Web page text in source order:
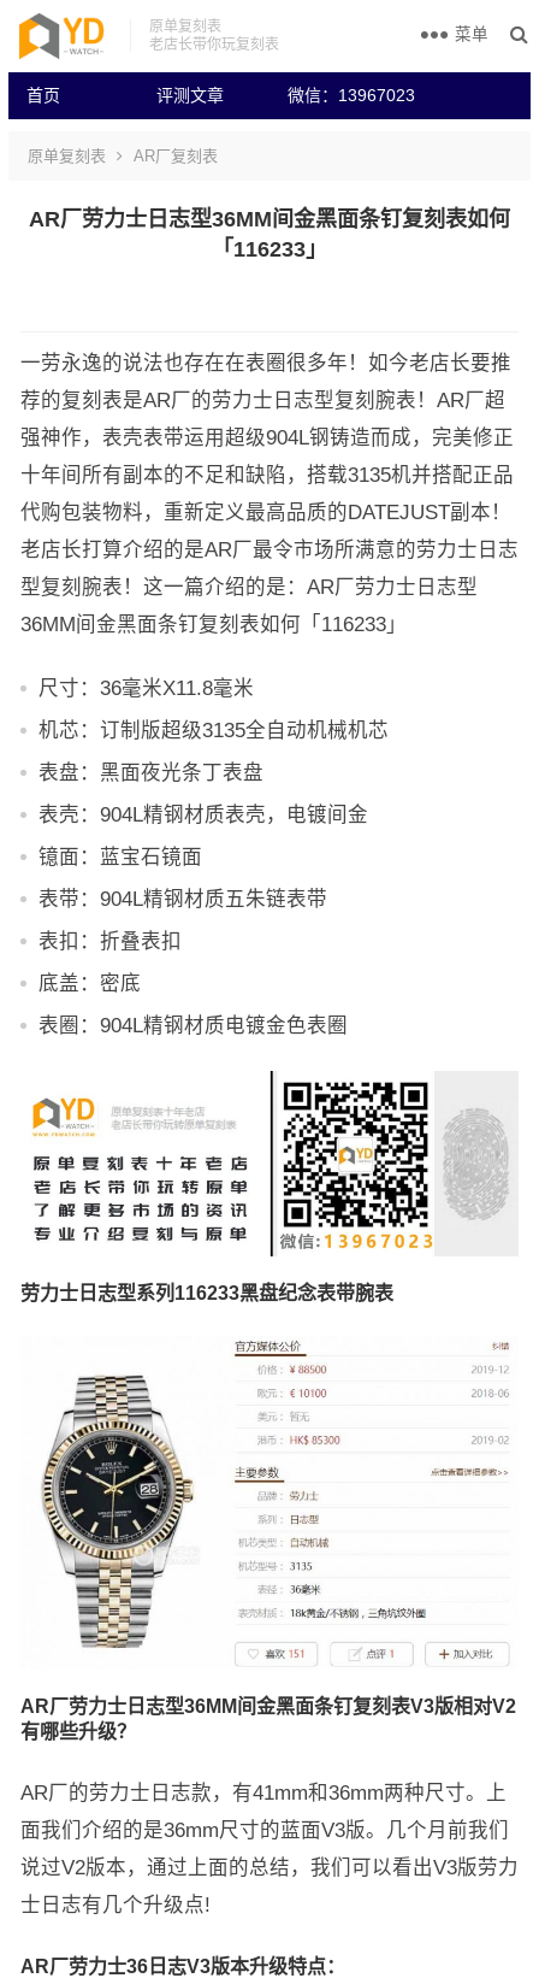
原单复刻表
老店长带你玩复刻表
首页 评测文章 微信：13967023
菜单
原单复刻表 AR厂复刻表
AR厂劳力士日志型36MM间金黑面条钉复刻表如何
「116233」
一劳永逸的说法也存在在表圈很多年！如今老店长要推
荐的复刻表是AR厂的劳力士日志型复刻腕表！AR厂超
强神作，表壳表带运用超级904L钢铸造而成，完美修正
十年间所有副本的不足和缺陷，搭载3135机并搭配正品
代购包装物料，重新定义最高品质的DATEJUST副本！
老店长打算介绍的是AR厂最令市场所满意的劳力士日志
型复刻腕表！这一篇介绍的是：AR厂劳力士日志型
36MM间金黑面条钉复刻表如何「116233」
尺寸：36毫米X11.8毫米
机芯：订制版超级3135全自动机械机芯
表盘：黑面夜光条丁表盘
表壳：904L精钢材质表壳，电镀间金
镱面：蓝宝石镜面
表带：904L精钢材质五朱链表带
表扣：折叠表扣
底盖：密底
表圈：904L精钢材质电镀金色表圈
劳力士日志型系列116233黑盘纪念表带腕表
AR厂劳力士日志型36MM间金黑面条钉复刻表V3版相对V2
有哪些升级？
AR厂的劳力士日志款，有41mm和36mm两种尺寸。上
面我们介绍的是36mm尺寸的蓝面V3版。几个月前我们
说过V2版本，通过上面的总结，我们可以看出V3版劳力
士日志有几个升级点!
AR厂劳力士36日志V3版本升级特点：